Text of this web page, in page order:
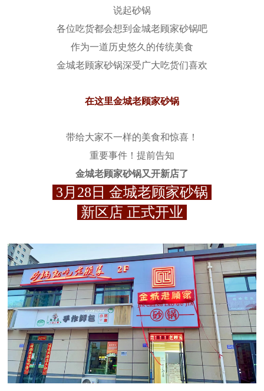
说起砂锅
各位吃货都会想到金城老顾家砂锅吧
作为一道历史悠久的传统美食
金城老顾家砂锅深受广大吃货们喜欢
在这里金城老顾家砂锅
带给大家不一样的美食和惊喜！
重要事件！ 提前告知
金城老顾家砂锅又开新店了
3月28日 金城老顾家砂锅
新区店 正式开业